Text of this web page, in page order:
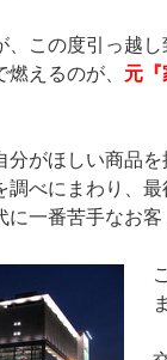
、この度引っ越
えるのが、 元『
分がほしい商品
調べにまわり、
に一番苦手なお